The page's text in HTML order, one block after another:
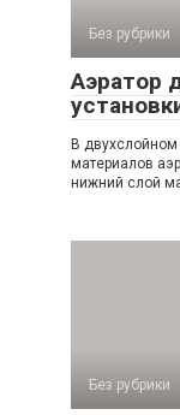
Без рубрики
Аэратор
В
материалов
нижний слой
Без рубрики